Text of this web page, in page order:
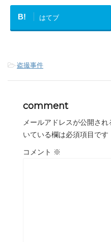
B! はてブ
-盗撮事件
comment
メールアドレスが公開され
いている欄は必須項目です
コメント ※